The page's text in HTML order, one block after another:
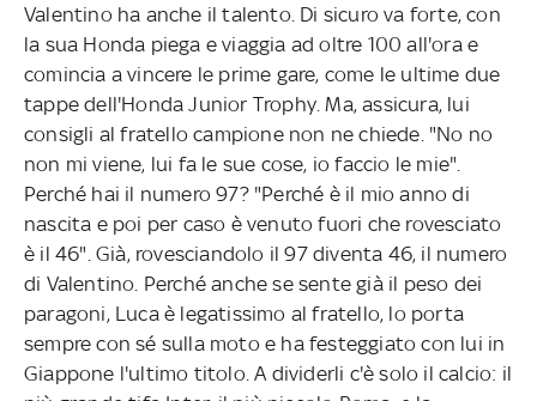
Valentino ha anche il talento. Di sicuro va forte, con
la sua Honda piega e viaggia ad oltre 100 all'ora e
comincia a vincere le prime gare, come le ultime due
tappe dell'Honda Junior Trophy. Ma, assicura, lui
consigli al fratello campione non ne chiede. "No no
non mi viene, lui fa le sue cose, io faccio le mie".
Perché hai il numero 97? "Perché è il mio anno di
nascita e poi per caso è venuto fuori che rovesciato
è il 46". Già, rovesciandolo il 97 diventa 46, il numero
di Valentino. Perché anche se sente già il peso dei
paragoni, Luca è legatissimo al fratello, lo porta
sempre con sé sulla moto e ha festeggiato con lui in
Giappone l'ultimo titolo. A dividerli c'è solo il calcio: il